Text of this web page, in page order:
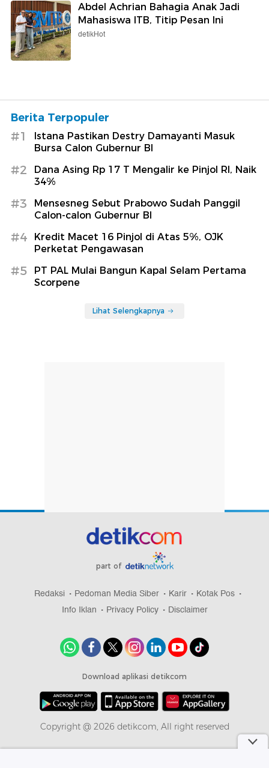
Abdel Achrian Bahagia Anak Jadi
Mahasiswa ITB, Titip Pesan Ini
detikHot
Berita Terpopuler
#1
Istana Pastikan Destry Damayanti Masuk
Bursa Calon Gubernur BI
#2
Dana Asing Rp 17 T Mengalir ke Pinjol RI, Naik
34%
#3
Mensesneg Sebut Prabowo Sudah Panggil
Calon-calon Gubernur BI
#4
Kredit Macet 16 Pinjol di Atas 5%, OJK
Perketat Pengawasan
#5
PT PAL Mulai Bangun Kapal Selam Pertama
Scorpene
Lihat Selengkapnya
part of
Redaksi Pedoman Media Siber Karir
Kotak Pos
Info Iklan
Privacy Policy Disclaimer
Download aplikasi detikcom
Copyright @ 2026 detikcom, All right reserved